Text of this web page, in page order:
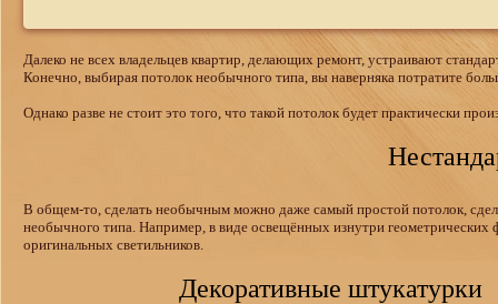
Далеко не всех владельцев квартир, делающих ремонт, устраивают
Конечно, выбирая потолок необычного типа, вы наверняка потратите
Однако разве не стоит это того, что такой потолок будет практически
В общем-то, сделать необычным можно даже самый простой потолок,
необычного типа. Например, в виде освещённых изнутри геометрических
оригинальных светильников.
Декоративные штукатурки